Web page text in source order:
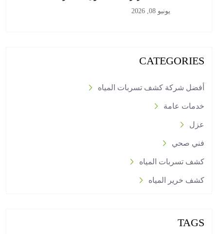
يونيو 08, 2026
CATEGORIES
أفضل شركة كشف تسربات المياه
خدمات عامة
عزل
فني صحي
كشف تسربات المياه
كشف خرير المياه
TAGS